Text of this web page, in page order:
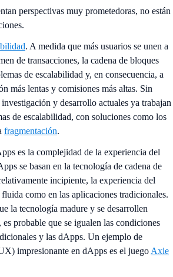
perspectivas muy prometedoras, no están
. A medida que más usuarios se unen a
de transacciones, la cadena de bloques
de escalabilidad y, en consecuencia, a
más lentas y comisiones más altas. Sin
y desarrollo actuales ya trabajan
de escalabilidad, con soluciones como los
fragmentación.
es la complejidad de la experiencia del
se basan en la tecnología de cadena de
incipiente, la experiencia del
como en las aplicaciones tradicionales.
la tecnología madure y se desarrollen
es probable que se igualen las condiciones
y las dApps. Un ejemplo de
impresionante en dApps es el juego Axie